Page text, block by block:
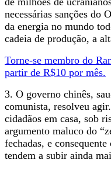
necessárias sanções do
da energia no mundo
cadeia de produção, a
Torne-se membro do
partir de R$10 por mês.
3. O governo chinês,
comunista, resolveu
cidadãos em casa, sob
argumento maluco do
fechadas, e
tendem a subir ainda